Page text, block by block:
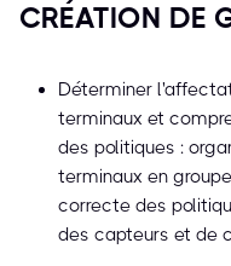
CRÉATION DE
Déterminer
terminaux et
des politiques :
terminaux en
correcte des
des capteurs et de